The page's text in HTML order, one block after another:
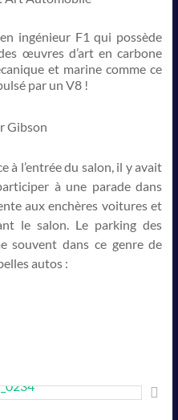
ingénieur F1 qui possède
œuvres d’art en carbone
et marine comme ce
par un V8 !
à l’entrée du salon, il y avait
à une parade dans
aux enchères voitures et
le salon. Le parking des
souvent dans ce genre de
autos :